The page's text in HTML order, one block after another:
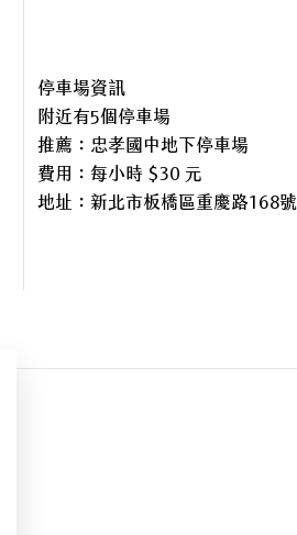
停車場資訊
附近有5個停車場
推薦：忠孝國中地下停車場
費用：每小時 $30 元
地址： 新北市板橋區重慶路168號